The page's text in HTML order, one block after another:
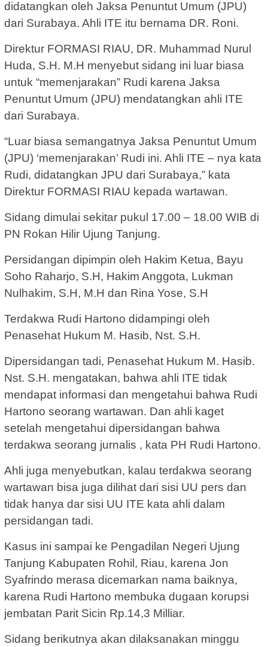
didatangkan oleh Jaksa Penuntut Umum (JPU)
dari Surabaya. Ahli ITE itu bernama DR. Roni.
Direktur FORMASI RIAU, DR. Muhammad Nurul
Huda, S.H. M.H menyebut sidang ini luar biasa
untuk “memenjarakan” Rudi karena Jaksa
Penuntut Umum (JPU) mendatangkan ahli ITE
dari Surabaya.
“Luar biasa semangatnya Jaksa Penuntut Umum
(JPU) ‘memenjarakan’ Rudi ini. Ahli ITE – nya kata
Rudi, didatangkan JPU dari Surabaya,” kata
Direktur FORMASI RIAU kepada wartawan.
Sidang dimulai sekitar pukul 17.00 – 18.00 WIB di
PN Rokan Hilir Ujung Tanjung.
Persidangan dipimpin oleh Hakim Ketua, Bayu
Soho Raharjo, S.H, Hakim Anggota, Lukman
Nulhakim, S.H, M.H dan Rina Yose, S.H
Terdakwa Rudi Hartono didampingi oleh
Penasehat Hukum M. Hasib, Nst. S.H.
Dipersidangan tadi, Penasehat Hukum M. Hasib.
Nst. S.H. mengatakan, bahwa ahli ITE tidak
mendapat informasi dan mengetahui bahwa Rudi
Hartono seorang wartawan. Dan ahli kaget
setelah mengetahui dipersidangan bahwa
terdakwa seorang jurnalis , kata PH Rudi Hartono.
Ahli juga menyebutkan, kalau terdakwa seorang
wartawan bisa juga dilihat dari sisi UU pers dan
tidak hanya dar sisi UU ITE kata ahli dalam
persidangan tadi.
Kasus ini sampai ke Pengadilan Negeri Ujung
Tanjung Kabupaten Rohil, Riau, karena Jon
Syafrindo merasa dicemarkan nama baiknya,
karena Rudi Hartono membuka dugaan korupsi
jembatan Parit Sicin Rp.14,3 Milliar.
Sidang berikutnya akan dilaksanakan minggu